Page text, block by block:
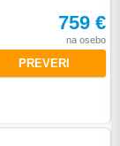
759 €
na osebo
PREVERI